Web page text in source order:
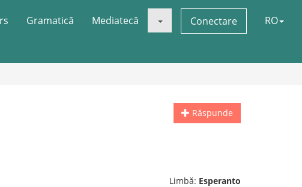
Gramatică Mediatecă Conectare RO
Răspunde
Limbă: Esperanto